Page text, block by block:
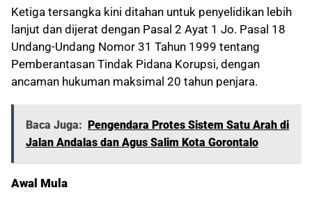
Ketiga tersangka kini ditahan untuk penyelidikan lebih
lanjut dan dijerat dengan Pasal 2 Ayat 1 Jo. Pasal 18
Undang-Undang Nomor 31 Tahun 1999 tentang
Pemberantasan Tindak Pidana Korupsi, dengan
ancaman hukuman maksimal 20 tahun penjara.
Baca Juga: Pengendara Protes Sistem Satu Arah di
Jalan Andalas dan Agus Salim Kota Gorontalo
Awal Mula